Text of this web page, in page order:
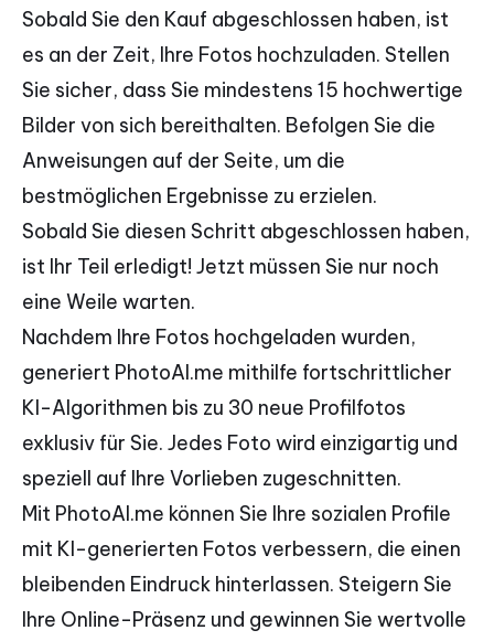
Sobald Sie den Kauf abgeschlossen haben, ist
es an der Zeit, Ihre Fotos hochzuladen. Stellen
Sie sicher, dass Sie mindestens 15 hochwertige
Bilder von sich bereithalten. Befolgen Sie die
Anweisungen auf der Seite, um die
bestmöglichen Ergebnisse zu erzielen.
Sobald Sie diesen Schritt abgeschlossen haben,
ist Ihr Teil erledigt! Jetzt müssen Sie nur noch
eine Weile warten.
Nachdem Ihre Fotos hochgeladen wurden,
generiert PhotoAI.me mithilfe fortschrittlicher
KI-Algorithmen bis zu 30 neue Profilfotos
exklusiv für Sie. Jedes Foto wird einzigartig und
speziell auf Ihre Vorlieben zugeschnitten.
Mit PhotoAI.me können Sie Ihre sozialen Profile
mit KI-generierten Fotos verbessern, die einen
bleibenden Eindruck hinterlassen. Steigern Sie
Ihre Online-Präsenz und gewinnen Sie wertvolle